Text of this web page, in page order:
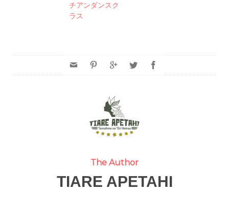
チアンダンスク
ラス
The Author
TIARE APETAHI